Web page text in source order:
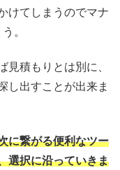
けてしまうのでマナ
。
見積もりとは別に、
し出すことが出来ま
に繋がる便利なツー
選択に沿っていきま